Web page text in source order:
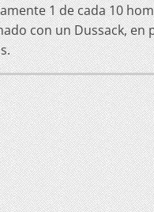
1 de cada 10
con un Dussack, en